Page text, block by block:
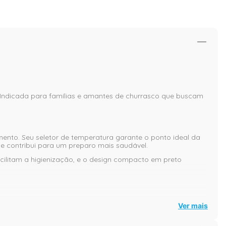
para famílias e amantes de churrasco que buscam
Seu seletor de temperatura garante o ponto ideal da
contribui para um preparo mais saudável.
a higienização, e o design compacto em preto
Ver mais